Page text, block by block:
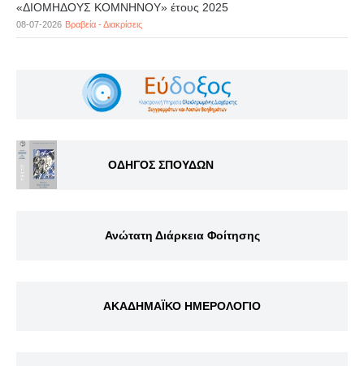
«ΔΙΟΜΗΔΟΥΣ ΚΟΜΝΗΝΟΥ» έτους 2025
08-07-2026 Βραβεία - Διακρίσεις
ΟΔΗΓΟΣ ΣΠΟΥΔΩΝ
Ανώτατη Διάρκεια Φοίτησης
ΑΚΑΔΗΜΑΪΚΟ ΗΜΕΡΟΛΟΓΙΟ